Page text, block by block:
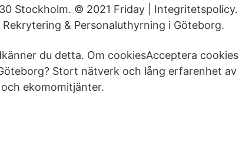
Stockholm. © 2021 Friday | Integritetspolicy.
& Personaluthyrning i Göteborg.
du detta. Om cookiesAcceptera cookies
Stort nätverk och lång erfarenhet av
ekomomitjänter.